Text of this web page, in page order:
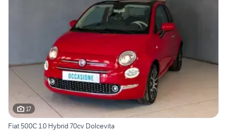
17
Fiat 500C 1.0 Hybrid 70cv Dolcevita